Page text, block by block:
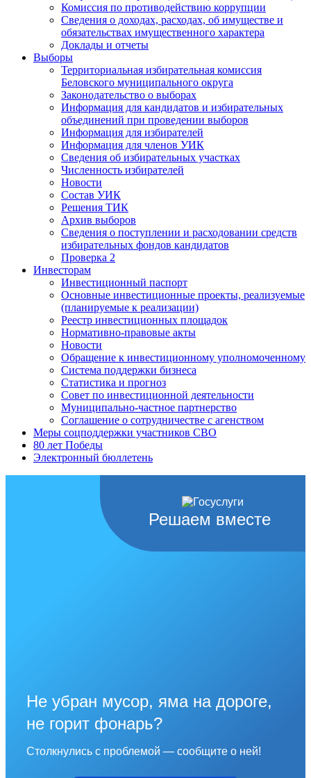
Комиссия по противодействию коррупции
Сведения о доходах, расходах, об имуществе и
обязательствах имущественного характера
Доклады и отчеты
Выборы
Территориальная избирательная комиссия
Беловского муниципального округа
Законодательство о выборах
Информация для кандидатов и избирательных
объединений при проведении выборов
Информация для избирателей
Информация для членов УИК
Сведения об избирательных участках
Численность избирателей
Новости
Состав УИК
Решения ТИК
Архив выборов
Сведения о поступлении и расходовании средств
избирательных фондов кандидатов
Проверка 2
Инвесторам
Инвестиционный паспорт
Основные инвестиционные проекты, реализуемые
(планируемые к реализации)
Реестр инвестиционных площадок
Нормативно-правовые акты
Новости
Обращение к инвестиционному уполномоченному
Система поддержки бизнеса
Статистика и прогноз
Совет по инвестиционной деятельности
Муниципально-частное партнерство
Соглашение о сотрудничестве с агенством
Меры соцподдержки участников СВО
80 лет Победы
Электронный бюллетень
Решаем вместе
Не убран мусор, яма на дороге,
не горит фонарь?
Столкнулись с проблемой — сообщите о ней!